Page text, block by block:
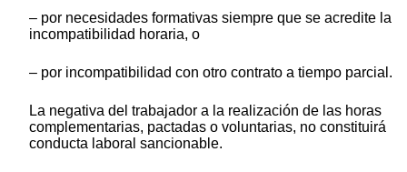
– por necesidades formativas siempre que se acredite la
incompatibilidad horaria, o
– por incompatibilidad con otro contrato a tiempo parcial.
La negativa del trabajador a la realización de las horas
complementarias, pactadas o voluntarias, no constituirá
conducta laboral sancionable.